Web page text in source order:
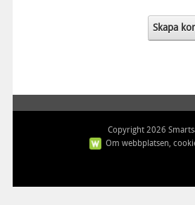
Skapa
Copyright 2026
Om webbplatsen,